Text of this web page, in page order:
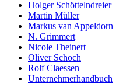
Holger Schöttelndreier
Martin Müller
Markus van Appeldorn
N. Grimmert
Nicole Theinert
Oliver Schoch
Rolf Claessen
Unternehmerhandbuch